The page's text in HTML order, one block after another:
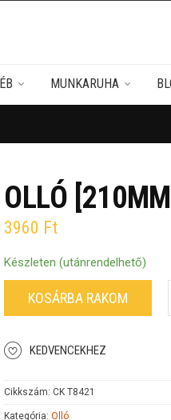
MUNKARUHA
OLLÓ
3960 Ft
Készleten (utánrendelhető)
KOSÁRBA RAKOM
KEDVENCEKHEZ
Cikkszám: CK T8421
Kategória: Olló